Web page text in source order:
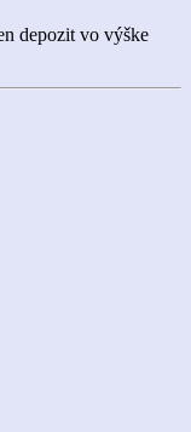
depozit vo výške